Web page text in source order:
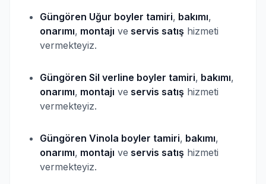
Güngören Uğur boyler tamiri, bakımı,
onarımı, montajı ve servis satış hizmeti
vermekteyiz.
Güngören Sil verline boyler tamiri, bakımı,
onarımı, montajı ve servis satış hizmeti
vermekteyiz.
Güngören Vinola boyler tamiri, bakımı,
onarımı, montajı ve servis satış hizmeti
vermekteyiz.